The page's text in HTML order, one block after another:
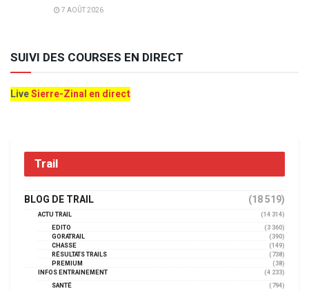
7 AOÛT 2026
SUIVI DES COURSES EN DIRECT
LiveSierre-Zinal en direct
Trail
BLOG DE TRAIL (18 519)
ACTU TRAIL
(14 314)
EDITO
(3 360)
GORATRAIL
(390)
CHASSE
(149)
RÉSULTATS TRAILS
(738)
PREMIUM
(38)
INFOS ENTRAINEMENT
(4 233)
SANTÉ
(794)